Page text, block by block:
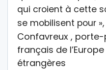
qui croient à cette
se mobilisent pour
Confavreux ,
français de
étrangères